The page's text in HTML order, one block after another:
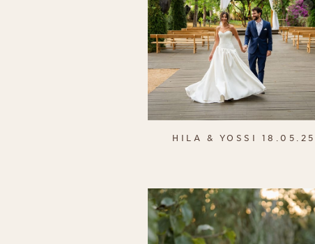
HILA & YOSSI 18.05.25